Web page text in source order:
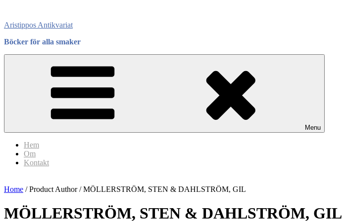
content
Aristippos Antikvariat
Böcker för alla smaker
Menu
Hem
Om
Kontakt
Home / Product Author / MÖLLERSTRÖM, STEN & DAHLSTRÖM, GIL
MÖLLERSTRÖM, STEN & DAHLSTRÖM, GIL